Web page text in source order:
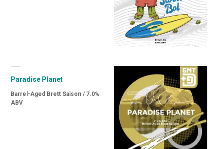
Paradise Planet
Barrel-Aged Brett Saison / 7.0%
ABV